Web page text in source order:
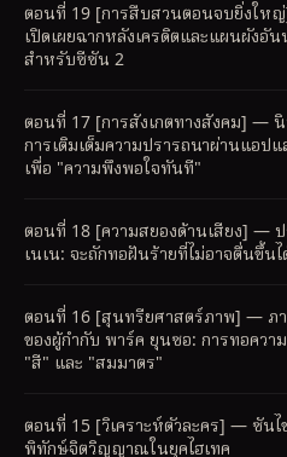
ตอนที่ 19 [การสืบสวนตอนจบยิ่งให
เปิดเผยฉากหลังเครดิตและแผนผังอั
สำหรับซีซัน 2
ตอนที่ 17 [การสังเกตทางสังคม] —
การเติมเต็มความปรารถนาผ่านแอ
เพื่อ "ความพึงพอใจทันที"
ตอนที่ 18 [ความสยองด้านเสียง] — ป
เนเน: จะถักทอฝันร้ายที่ไม่อาจตื่นขึ้นไ
ตอนที่ 16 [สุนทรียศาสตร์ภาพ] — ภ
ของผู้กำกับ พาร์ค ยุนซอ: การทอควา
"สี" และ "สมมาตร"
ตอนที่ 15 [วิเคราะห์ตัวละคร] — ซันไ
พิทักษ์จิตวิญญาณในยุคไฮเทค